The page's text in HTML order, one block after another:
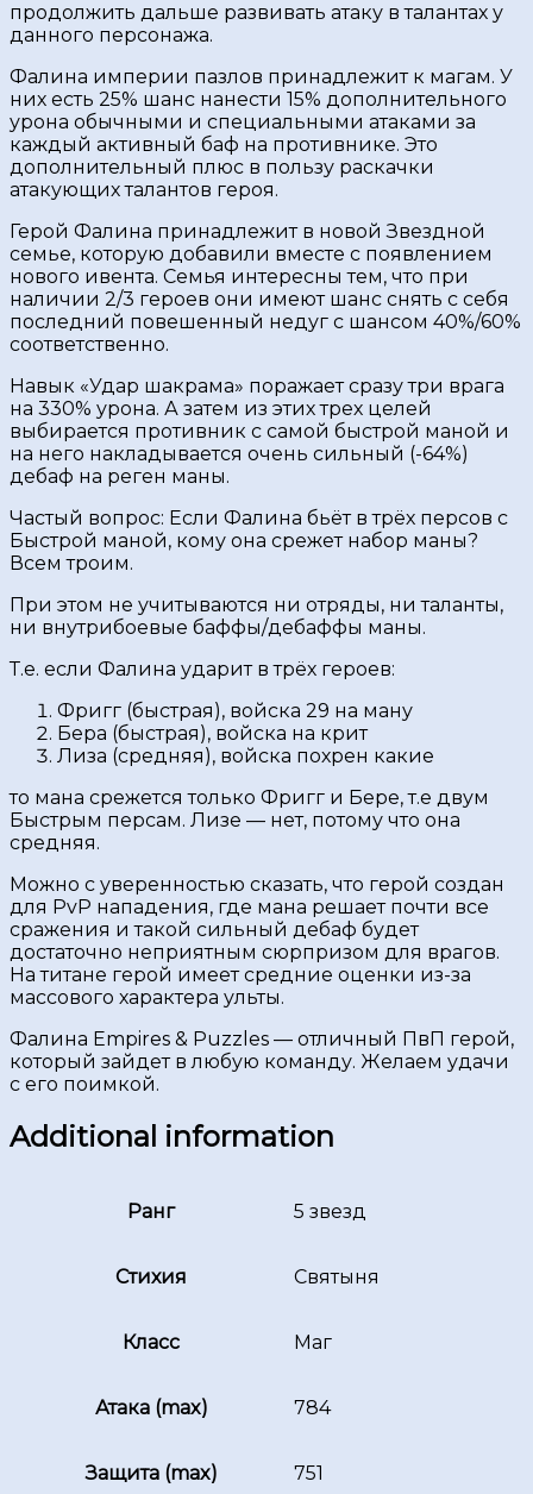
продолжить дальше развивать атаку в талантах у
данного персонажа.
Фалина империи пазлов принадлежит к магам. У
них есть 25% шанс нанести 15% дополнительного
урона обычными и специальными атаками за
каждый активный баф на противнике. Это
дополнительный плюс в пользу раскачки
атакующих талантов героя.
Герой Фалина принадлежит в новой Звездной
семье, которую добавили вместе с появлением
нового ивента. Семья интересны тем, что при
наличии 2/3 героев они имеют шанс снять с себя
последний повешенный недуг с шансом 40%/60%
соответственно.
Навык «Удар шакрама» поражает сразу три врага
на 330% урона. А затем из этих трех целей
выбирается противник с самой быстрой маной и
на него накладывается очень сильный (-64%)
дебаф на реген маны.
Частый вопрос: Если Фалина бьёт в трёх персов с
Быстрой маной, кому она срежет набор маны?
Всем троим.
При этом не учитываются ни отряды, ни таланты,
ни внутрибоевые баффы/дебаффы маны.
Т.е. если Фалина ударит в трёх героев:
Фригг (быстрая), войска 29 на ману
Бера (быстрая), войска на крит
Лиза (средняя), войска похрен какие
то мана срежется только Фригг и Бере, т.е двум
Быстрым персам. Лизе — нет, потому что она
средняя.
Можно с уверенностью сказать, что герой создан
для PvP нападения, где мана решает почти все
сражения и такой сильный дебаф будет
достаточно неприятным сюрпризом для врагов.
На титане герой имеет средние оценки из-за
массового характера ульты.
Фалина Empires & Puzzles — отличный ПвП герой,
который зайдет в любую команду. Желаем удачи
с его поимкой.
Additional information
Ранг 5 звезд
Стихия Святыня
Класс Маг
Атака (max) 784
Защита (max) 751